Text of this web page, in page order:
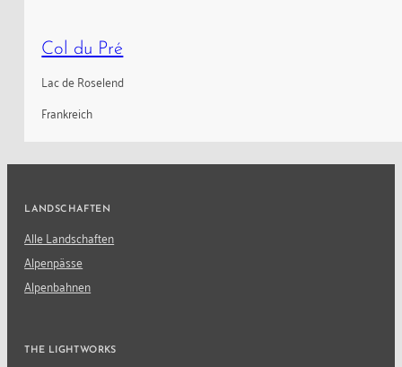
Col du Pré
Lac de Roselend
Frankreich
LANDSCHAFTEN
Alle Landschaften
Alpenpässe
Alpenbahnen
THE LIGHTWORKS